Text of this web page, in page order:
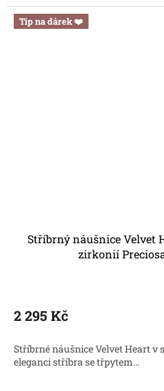
Tip na dárek ❤️
Stříbrný náušnice Velvet
zirkonií
2 295 Kč
Stříbrné náušnice Velvet Heart v
eleganci stříbra se třpytem...